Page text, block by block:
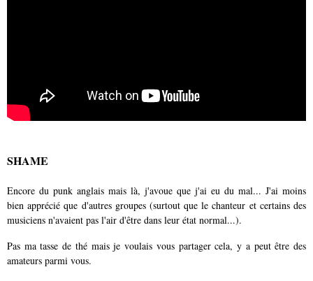
SHAME
Encore du punk anglais mais là, j'avoue que j'ai eu du mal... J'ai moins
bien apprécié que d'autres groupes (surtout que le chanteur et certains des
musiciens n'avaient pas l'air d'être dans leur état normal...).
Pas ma tasse de thé mais je voulais vous partager cela, y a peut être des
amateurs parmi vous.